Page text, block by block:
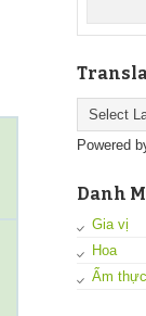
Powered
Danh
Gia vị
Hoa
Ẩm thực